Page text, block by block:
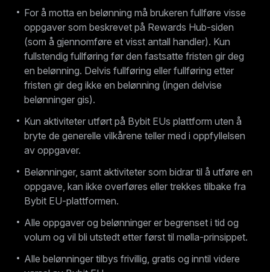
For å motta en belønning må brukeren fullføre visse
oppgaver som beskrevet på Rewards Hub-siden
(som å gjennomføre et visst antall handler). Kun
fullstendig fullføring før den fastsatte fristen gir deg
en belønning. Delvis fullføring eller fullføring etter
fristen gir deg ikke en belønning (ingen delvise
belønninger gis).
Kun aktiviteter utført på Bybit EUs plattform uten å
bryte de generelle vilkårene teller med i oppfyllelsen
av oppgaver.
Belønninger, samt aktiviteter som bidrar til å utføre en
oppgave, kan ikke overføres eller trekkes tilbake fra
Bybit EU-plattformen.
Alle oppgaver og belønninger er begrenset i tid og
volum og vil bli utstedt etter først til mølla-prinsippet.
Alle belønninger tilbys frivillig, gratis og inntil videre